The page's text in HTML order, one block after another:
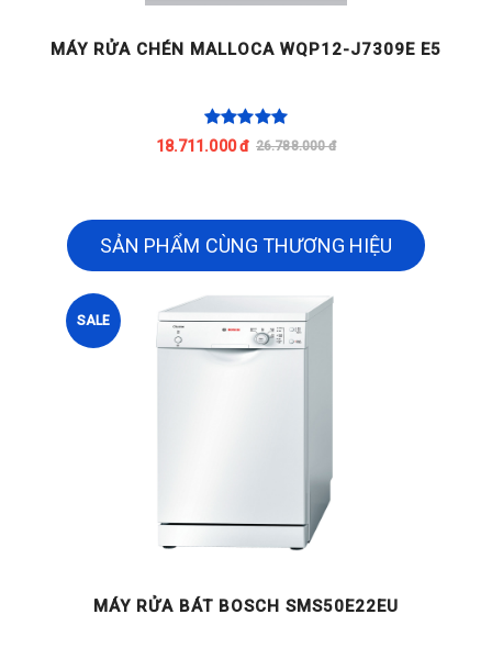
MÁY RỬA CHÉN MALLOCA WQP12-J7309E E5
18.711.000 đ 26.788.000 đ
SẢN PHẨM CÙNG THƯƠNG HIỆU
SALE
MÁY RỬA BÁT BOSCH SMS50E22EU